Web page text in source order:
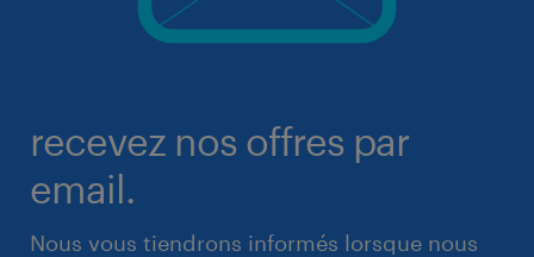
recevez nos offres par
email.
Nous vous tiendrons informés lorsque nous